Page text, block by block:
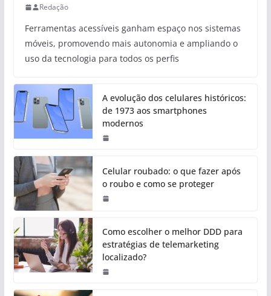
Redação
Ferramentas acessíveis ganham espaço nos sistemas
móveis, promovendo mais autonomia e ampliando o
uso da tecnologia para todos os perfis
A evolução dos celulares históricos:
de 1973 aos smartphones
modernos
Celular roubado: o que fazer após
o roubo e como se proteger
Como escolher o melhor DDD para
estratégias de telemarketing
localizado?